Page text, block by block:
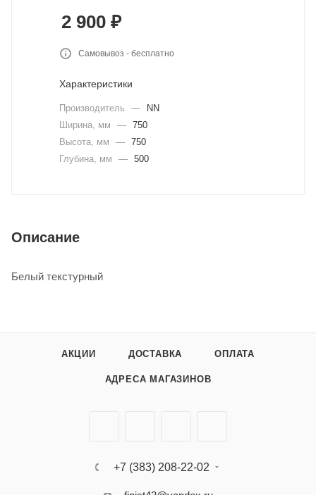
2 900 ₽
Самовывоз - бесплатно
Характеристики
Производитель —
NN
Ширина, мм
— 750
Высота, мм
— 750
Глубина, мм
— 500
Описание
Белый текстурный
АКЦИИ ДОСТАВКА ОПЛАТА
АДРЕСА МАГАЗИНОВ
+7 (383) 208-22-02